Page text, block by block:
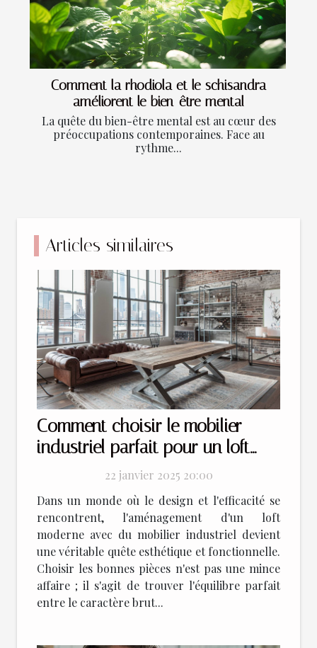
Comment la rhodiola et le schisandra
améliorent le bien-être mental
La quête du bien-être mental est au cœur des
préoccupations contemporaines. Face au
rythme...
Articles similaires
Comment choisir le mobilier
industriel parfait pour un loft
22 janvier 2025 20:00
Dans un monde où le design et l'efficacité se
rencontrent, l'aménagement d'un loft
moderne avec du mobilier industriel devient
une véritable quête esthétique et fonctionnelle.
Choisir les bonnes pièces n'est pas une mince
affaire ; il s'agit de trouver l'équilibre parfait
entre le caractère brut...